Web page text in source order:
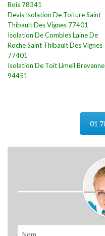
Bois 78341
Devis Isolation De Toiture Saint
Thibault Des Vignes 77401
Isolation De Combles Laine De
Roche Saint Thibault Des Vignes
77401
Isolation De Toit Limeil
94451
01